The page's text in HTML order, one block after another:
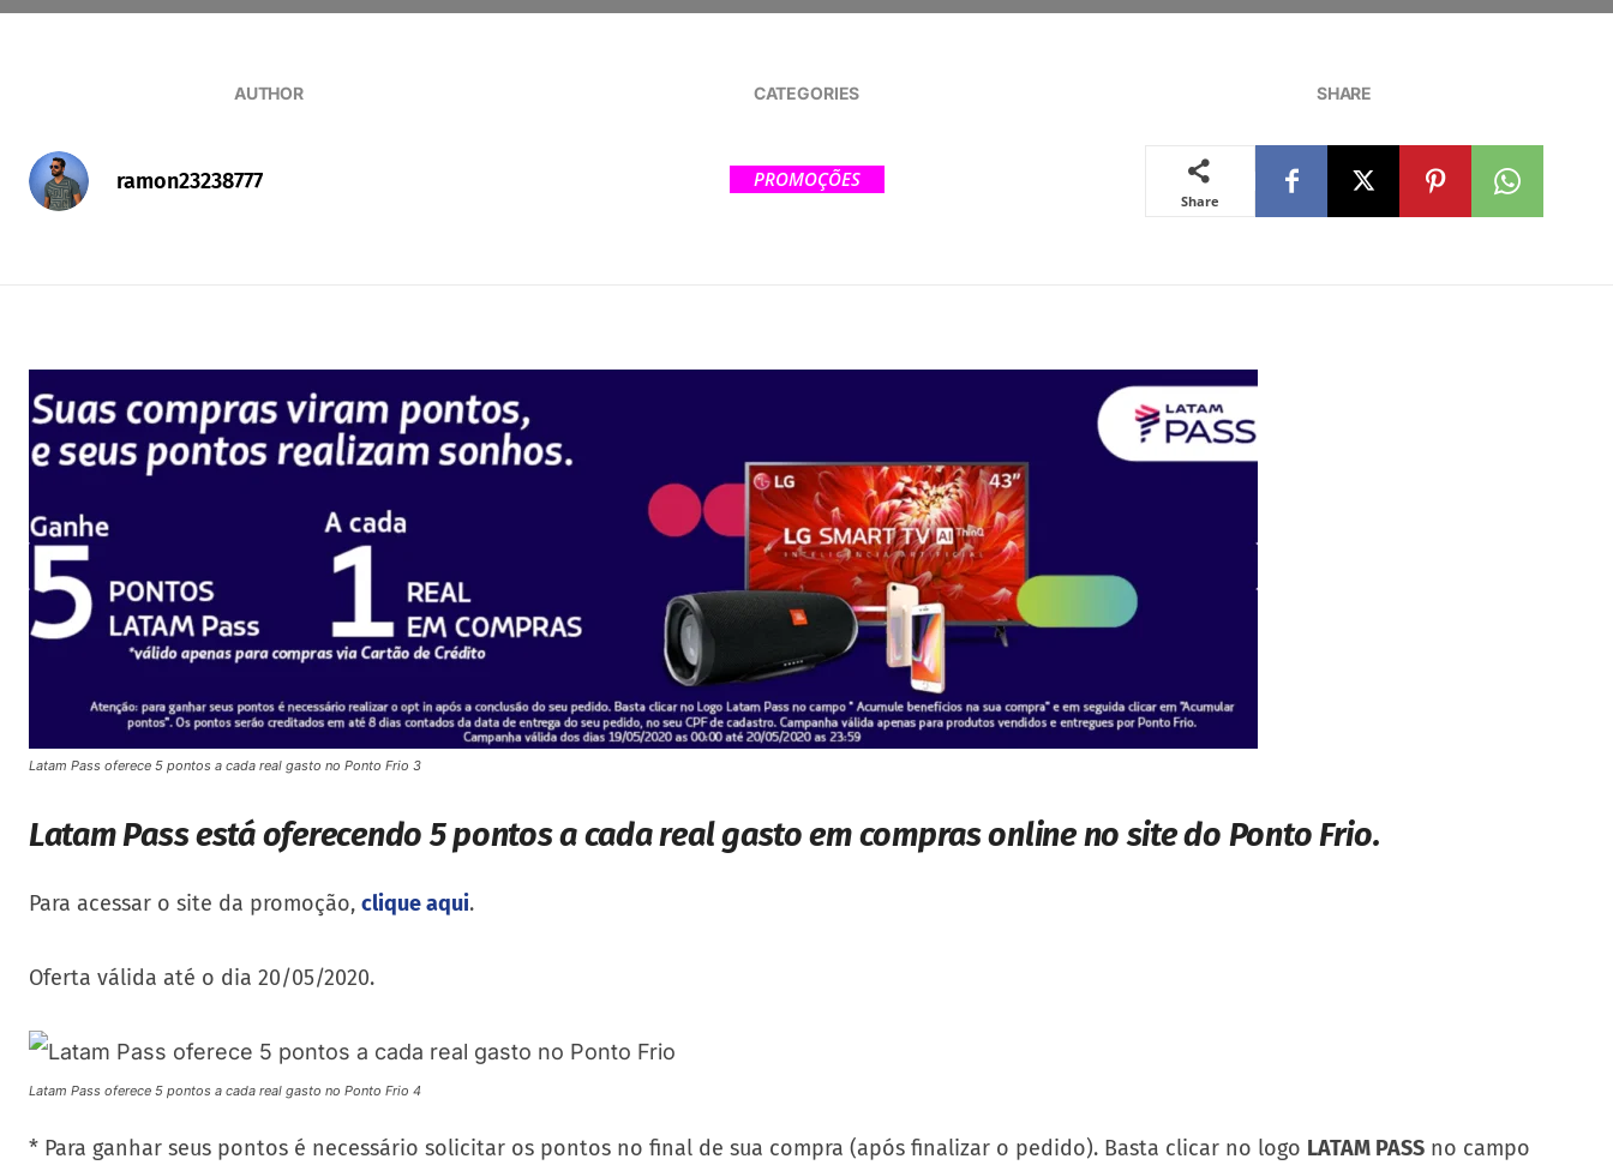
AUTHOR
ramon23238777
CATEGORIES
PROMOÇÕES
SHARE
Share
Latam Pass oferece 5 pontos a cada real gasto no Ponto Frio 3
Latam Pass está oferecendo 5 pontos a cada real gasto em compras online no site do Ponto Frio.
Para acessar o site da promoção, clique aqui.
Oferta válida até o dia 20/05/2020.
Latam Pass oferece 5 pontos a cada real gasto no Ponto Frio 4
* Para ganhar seus pontos é necessário solicitar os pontos no final de sua compra (após finalizar o pedido). Basta clicar no logo LATAM PASS no campo